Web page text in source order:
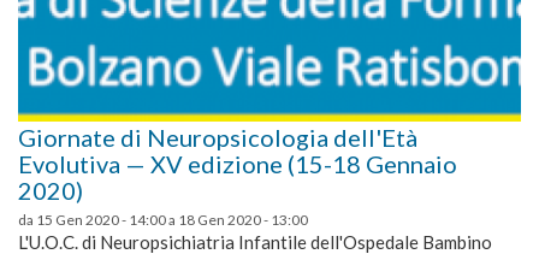
Giornate di Neuropsicologia dell'Età
Evolutiva — XV edizione (15-18 Gennaio
2020)
da 15 Gen 2020 - 14:00a 18 Gen 2020 - 13:00
L'U.O.C. di Neuropsichiatria Infantile dell'Ospedale Bambino